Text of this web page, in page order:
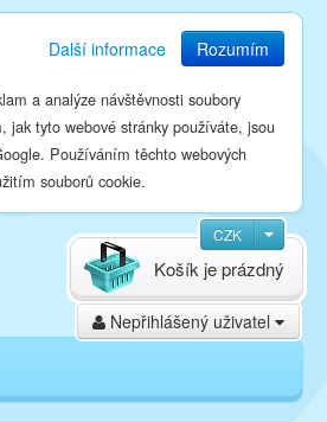
Další informace Rozumím
a analýze návštěvnosti soubory
jak tyto webové stránky používáte, jsou
Používáním těchto webových
souborů cookie.
CZK
Nepřihlášený uživatel
Košík je prázdný